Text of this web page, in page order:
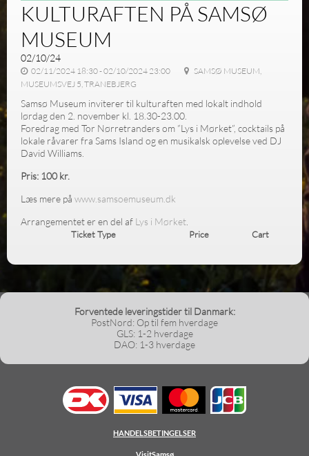
KULTURAFTEN PÅ SAMSØ
MUSEUM
02/10/24
02/11/2024 18:30 - 02/10/2024 23:00
SAMSØ MUSEUM,
MUSEUMSVEJ 5, TRANEBJERG
Samsø Museum inviterer til kulturaften med lokalt indhold
lørdag den 2. november kl. 18.30-23.00.
Foredrag med Tor Nørretranders om ”Lys i Mørket”, cocktails på
lokale råvarer fra Sams Island og en musikalsk oplevelse ved DJ
David Williams.
Pris: 100 kr.
Læs mere på www.samsoemuseum.dk
Arrangementet er en del af Lys i Mørket
Ticket Type Price Cart
Forventede leveringstider til Danmark:
PostNord: Op til fem hverdage
GLS: 1-2 hverdage
DAO: 1-3 hverdage
HANDELSBETINGELSER